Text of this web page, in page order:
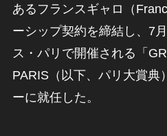
あるフランスギャロ（
ーシップ契約を締結し、7
ス・パリで開催される「
PARIS（以下、パリ大賞典
ーに就任した。